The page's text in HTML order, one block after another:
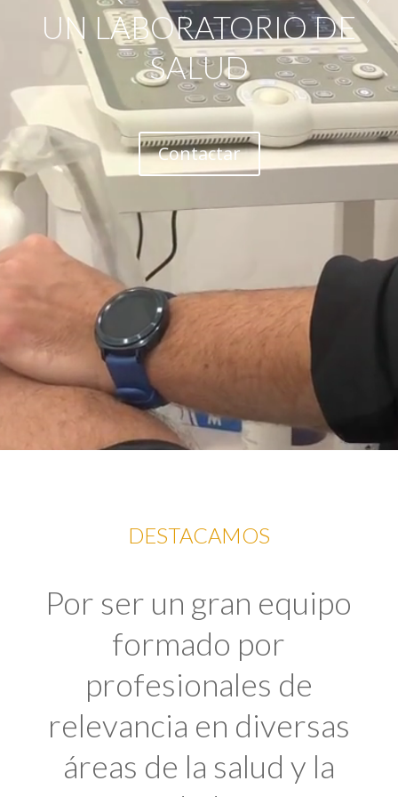
UN LABORATORIO DE
SALUD
Contactar
DESTACAMOS
Por ser un gran equipo
formado por
profesionales de
relevancia en diversas
áreas de la salud y la